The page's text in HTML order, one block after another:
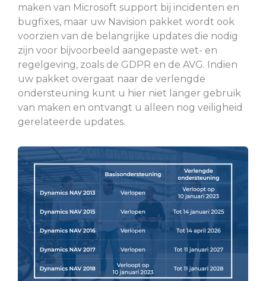
maken van Microsoft support bij incidenten en
bugfixes, maar uw Navision pakket wordt ook
voorzien van de belangrijke updates die nodig
zijn voor bijvoorbeeld aangepaste wet- en
regelgeving, zoals de GDPR en de AVG. Indien
uw pakket overgaat naar de verlengde
ondersteuning kunt u hier niet langer gebruik
van maken en ontvangt u alleen nog veiligheid
gerelateerde updates.